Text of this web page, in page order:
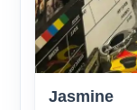
Jasmine